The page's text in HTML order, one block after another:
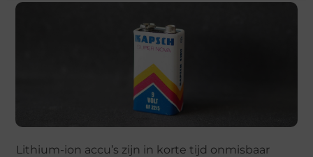
Lithium-ion accu’s zijn in korte tijd onmisbaar